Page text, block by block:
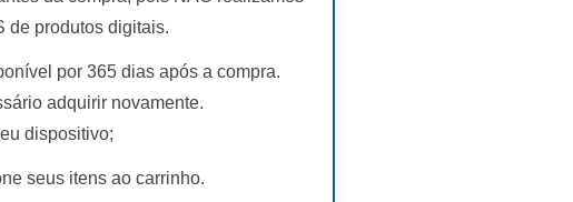
de produtos digitais.
por 365 dias após a compra.
adquirir novamente.
dispositivo;
seus itens ao carrinho.